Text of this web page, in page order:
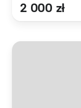
2 000 zł